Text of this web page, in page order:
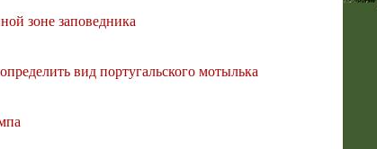
зоне заповедника
вид португальского мотылька